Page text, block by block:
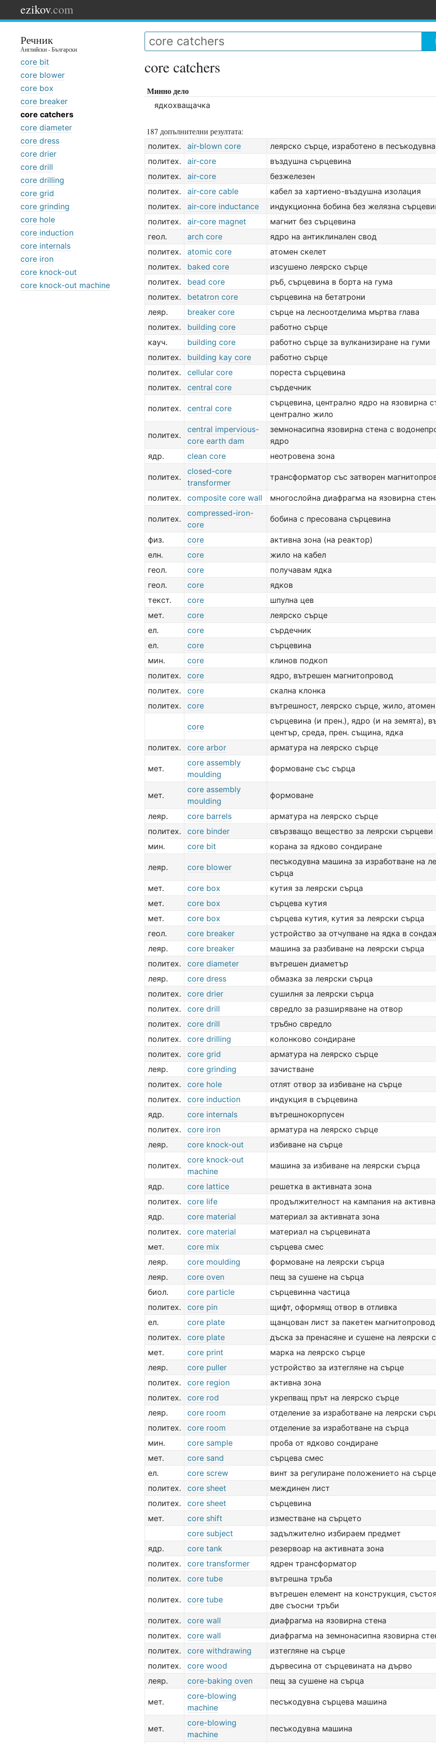
ezikov.com
Речник
Английски - Български
core bit
core blower
core box
core breaker
core catchers
core diameter
core dress
core drier
core drill
core drilling
core grid
core grinding
core hole
core induction
core internals
core iron
core knock-out
core knock-out machine
core catchers
Минно дело
ядкохващачка
187 допълнителни резултата:
политех. air-blown core
леярско сърце, изработено в
политех.
air-core
въздушна сърцевина
политех.
air-core
безжелезен
политех.
air-core cable
кабел за хартиено-въздушна изолация
политех.
air-core inductance
индукционна бобина без желязна
политех.
air-core magnet
магнит без сърцевина
геол.
arch core
ядро на антиклинален свод
политех.
atomic core
атомен скелет
политех.
baked core
изсушено леярско сърце
политех.
bead core
ръб, сърцевина в борта на гума
политех.
betatron core
сърцевина на бетатрони
леяр.
breaker core
сърце на лесноотделима мъртва глава
политех.
building core
работно сърце
кауч.
building core
работно сърце за вулканизиране на гуми
политех.
building kay core
работно сърце
политех.
cellular core
пореста сърцевина
политех.
central core сърдечник
политех. central core
сърцевина, централно ядро на язовирна
централно жило
политех.
central impervious-
core earth dam
земнонасипна язовирна стена с
ядро
ядр.
clean core неотровена зона
политех.
closed-core
transformer
трансформатор със затворен
политех. composite core wall многослойна диафрагма на язовирна
политех.
compressed-iron-
core
бобина с пресована сърцевина
физ. core
активна зона (на реактор)
елн.
core
жило на кабел
геол.
core
получавам ядка
геол.
core
ядков
текст.
core
шпулна цев
мет.
core
леярско сърце
ел.
core
сърдечник
ел.
core
сърцевина
мин.
core
клинов подкоп
политех.
core
ядро, вътрешен магнитопровод
политех.
core
скална клонка
политех.
core вътрешност, леярско сърце, жило,
core
сърцевина (и прен.), ядро (и на земята),
център, среда, прен. същина, ядка
политех.
core arbor арматура на леярско сърце
мет.
core assembly
moulding
формоване със сърца
мет.
core assembly
moulding
формоване
леяр. core barrels
арматура на леярско сърце
политех.
core binder
свързващо вещество за леярски сърцеви
мин.
core bit корана за ядково сондиране
леяр. core blower
песъкодувна машина за изработване на
сърца
мет.
core box
кутия за леярски сърца
мет.
core box
сърцева кутия
мет.
core box
сърцева кутия, кутия за леярски сърца
геол.
core breaker
устройство за отчупване на ядка в
леяр.
core breaker
машина за разбиване на леярски сърца
политех.
core diameter
вътрешен диаметър
леяр.
core dress
обмазка за леярски сърца
политех.
core drier
сушилня за леярски сърца
политех.
core drill
свредло за разширяване на отвор
политех.
core drill
тръбно свредло
политех.
core drilling
колонково сондиране
политех.
core grid
арматура на леярско сърце
леяр.
core grinding
зачистване
политех.
core hole
отлят отвор за избиване на сърце
политех.
core induction
индукция в сърцевина
ядр.
core internals
вътрешнокорпусен
политех.
core iron
арматура на леярско сърце
леяр.
core knock-out избиване на сърце
политех.
core knock-out
machine
машина за избиване на леярски сърца
ядр. core lattice
решетка в активната зона
политех.
core life
продължителност на кампания на
ядр.
core material
материал за активната зона
политех.
core material
материал на сърцевината
мет.
core mix
сърцева смес
леяр.
core moulding
формоване на леярски сърца
леяр.
core oven
пещ за сушене на сърца
биол.
core particle
сърцевинна частица
политех.
core pin
щифт, оформящ отвор в отливка
ел.
core plate
щанцован лист за пакетен магнитопровод
политех.
core plate
дъска за пренасяне и сушене на леярски
мет.
core print
марка на леярско сърце
леяр.
core puller
устройство за изтегляне на сърце
политех.
core region
активна зона
политех.
core rod
укрепващ прът на леярско сърце
леяр.
core room
отделение за изработване на леярски
политех.
core room
отделение за изработване на сърца
мин.
core sample
проба от ядково сондиране
мет.
core sand
сърцева смес
ел.
core screw
винт за регулиране положението на
политех.
core sheet
междинен лист
политех.
core sheet
сърцевина
мет.
core shift
изместване на сърцето
core subject
задължително избираем предмет
ядр.
core tank
резервоар на активната зона
политех.
core transformer
ядрен трансформатор
политех.
core tube вътрешна тръба
политех. core tube
вътрешен елемент на конструкция,
две съосни тръби
политех.
core wall
диафрагма на язовирна стена
политех.
core wall
диафрагма на земнонасипна язовирна
политех.
core withdrawing
изтегляне на сърце
политех.
core wood
дървесина от сърцевината на дърво
леяр.
core-baking oven пещ за сушене на сърца
мет.
core-blowing
machine
песъкодувна сърцева машина
мет.
core-blowing
machine
песъкодувна машина